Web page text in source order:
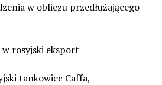
w obliczu przedłużającego
w rosyjski eksport
tankowiec Caffa,